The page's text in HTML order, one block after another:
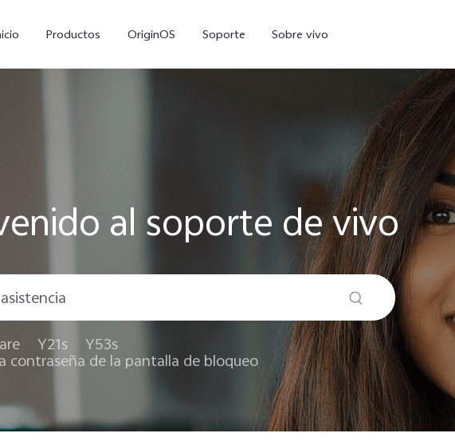
Productos OriginOS Soporte Sobre vivo
Y05 nuevo
al soporte de vivo
Y21s
Y53s
contraseña de la pantalla de bloqueo